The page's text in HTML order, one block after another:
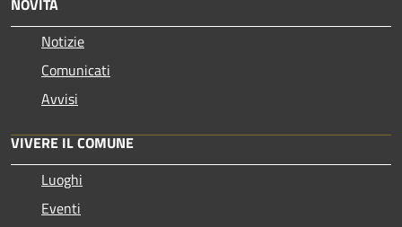
NOVITÀ
Notizie
Comunicati
Avvisi
VIVERE IL COMUNE
Luoghi
Eventi